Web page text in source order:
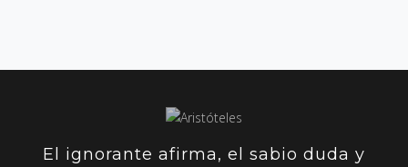
El ignorante afirma, el sabio duda y